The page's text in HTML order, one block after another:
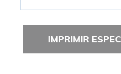
IMPRIMIR